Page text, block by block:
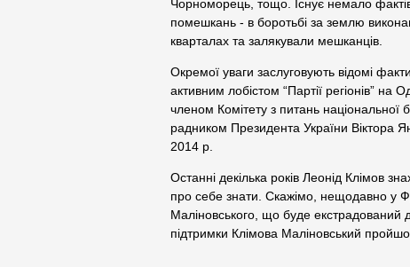
Чорноморець, тощо. Існує немало
помешкань - в боротьбі за землю
кварталах та залякували мешканців.
Окремої уваги заслуговують відомі
активним лобістом “Партії регіонів”
членом Комітету з питань
радником Президента України Віктора
2014 р.
Останні декілька років Леонід Клімов
про себе знати. Скажімо, нещодавно у
Маліновського, що буде екстрадований
підтримки Клімова Маліновський